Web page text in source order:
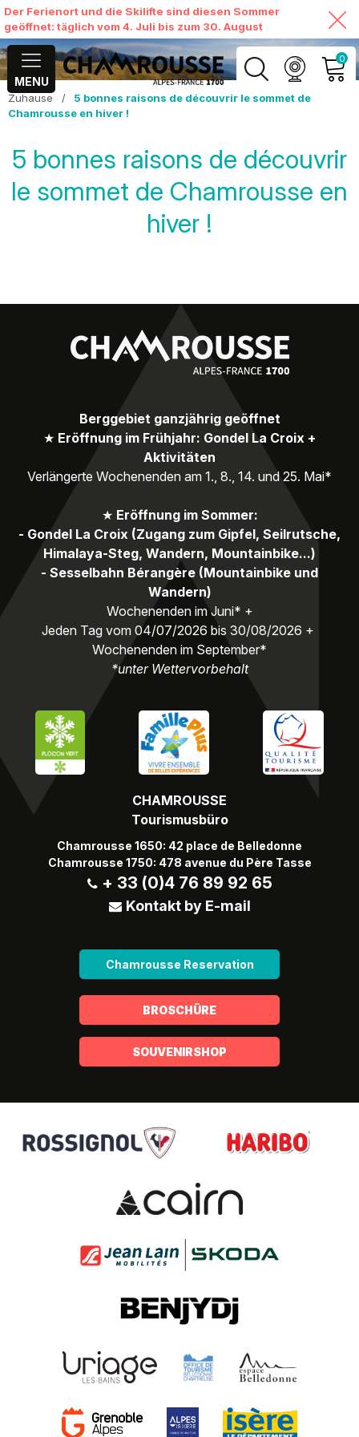
Der Ferienort und die Skilifte sind diesen Sommer
geöffnet: täglich vom 4. Juli bis zum 30. August
MENU
0
MEIN KONTO
ANSEHEN
Zuhause /
5 bonnes raisons de découvrir le sommet de
Chamrousse en hiver !
5 bonnes raisons de découvrir
le sommet de Chamrousse en
hiver !
CHAMROUSSE
Tourismusbüro
Chamrousse 1650: 42 place de Belledonne
Chamrousse 1750: 478 avenue du Père Tasse
+ 33 (0)4 76 89 92 65
Kontakt by E-mail
Chamrousse Reservation
Berggebiet ganzjährig geöffnet
★ Eröffnung im Frühjahr: Gondel La Croix +
Aktivitäten
Verlängerte Wochenenden am 1., 8., 14. und 25. Mai*
★ Eröffnung im Sommer:
- Gondel La Croix (Zugang zum Gipfel, Seilrutsche,
Himalaya-Steg, Wandern, Mountainbike...)
- Sesselbahn Bérangère (Mountainbike und
Wandern)
Wochenenden im Juni* +
Jeden Tag vom 04/07/2026 bis 30/08/2026 +
Wochenenden im September*
*unter Wettervorbehalt
BROSCHÜRE
SOUVENIRSHOP